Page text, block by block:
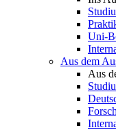
Uni-
Aus dem
Aus